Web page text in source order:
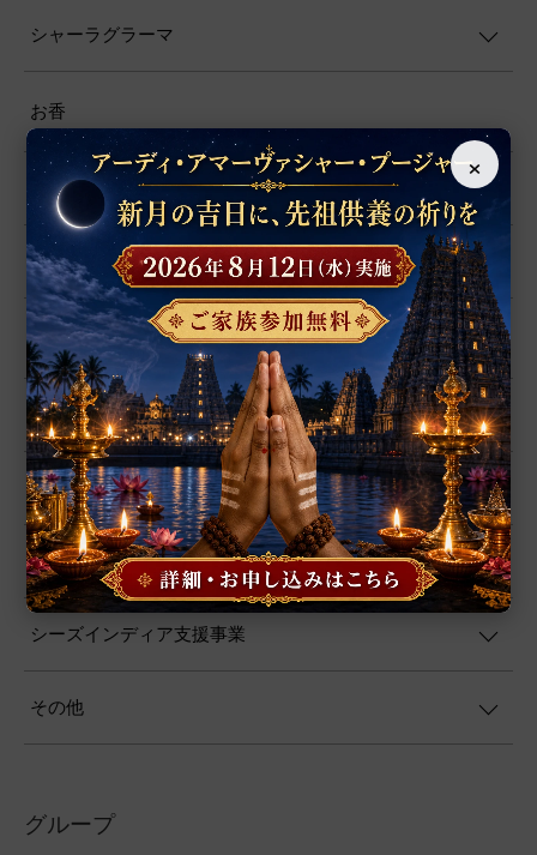
シャーラグラーマ
お香
プージャー用品
プージャー・サービス
ファブリック
ヨーガ
書籍
ポスター
シーズインディア支援事業
その他
グループ
×